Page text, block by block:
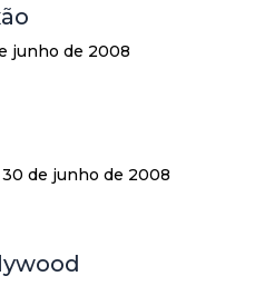
junho de 2008
30 de junho de 2008